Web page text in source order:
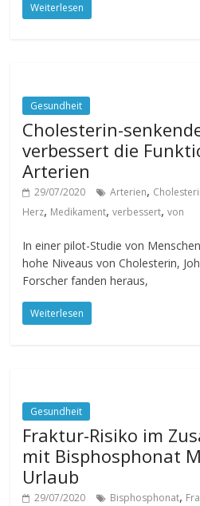
Weiterlesen
Gesundheit
Cholesterin-
verbessert die
Arterien
29/07/2020 Arterien,
Herz, Medikament,verbessert,von
In einer pilot-Studie von
hohe Niveaus von Cholesterin,
Forscher fanden heraus,
Weiterlesen
Gesundheit
Fraktur-Risiko im
mit Bisphosphonat
Urlaub
29/07/2020 Bisphosphonat,